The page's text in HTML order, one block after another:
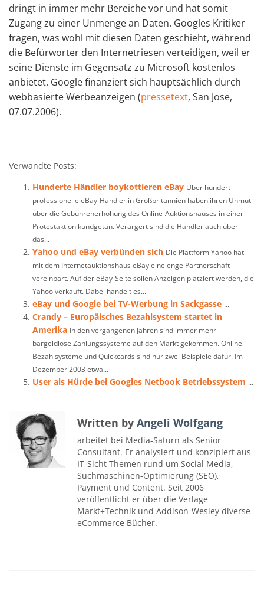
dringt in immer mehr Bereiche vor und hat somit
Zugang zu einer Unmenge an Daten. Googles Kritiker
fragen, was wohl mit diesen Daten geschieht, während
die Befürworter den Internetriesen verteidigen, weil er
seine Dienste im Gegensatz zu Microsoft kostenlos
anbietet. Google finanziert sich hauptsächlich durch
webbasierte Werbeanzeigen (pressetext, San Jose,
07.07.2006).
Verwandte Posts:
Hunderte Händler boykottieren eBay Über hundert
professionelle eBay-Händler in Großbritannien haben ihren Unmut
über die Gebührenerhöhung des Online-Auktionshauses in einer
Protestaktion kundgetan. Verärgert sind die Händler auch über
das...
Yahoo und eBay verbünden sich Die Plattform Yahoo hat
mit dem Internetauktionshaus eBay eine enge Partnerschaft
vereinbart. Auf der eBay-Seite sollen Anzeigen platziert werden, die
Yahoo verkauft. Dabei handelt es...
eBay und Google bei TV-Werbung in Sackgasse ...
Crandy – Europäisches Bezahlsystem startet in
Amerika In den vergangenen Jahren sind immer mehr
bargeldlose Zahlungssysteme auf den Markt gekommen. Online-
Bezahlsysteme und Quickcards sind nur zwei Beispiele dafür. Im
Dezember 2003 etwa...
User als Hürde bei Googles Netbook Betriebssystem ...
Written by Angeli Wolfgang
arbeitet bei Media-Saturn als Senior
Consultant. Er analysiert und konzipiert aus
IT-Sicht Themen rund um Social Media,
Suchmaschinen-Optimierung (SEO),
Payment und Content. Seit 2006
veröffentlicht er über die Verlage
Markt+Technik und Addison-Wesley diverse
eCommerce Bücher.